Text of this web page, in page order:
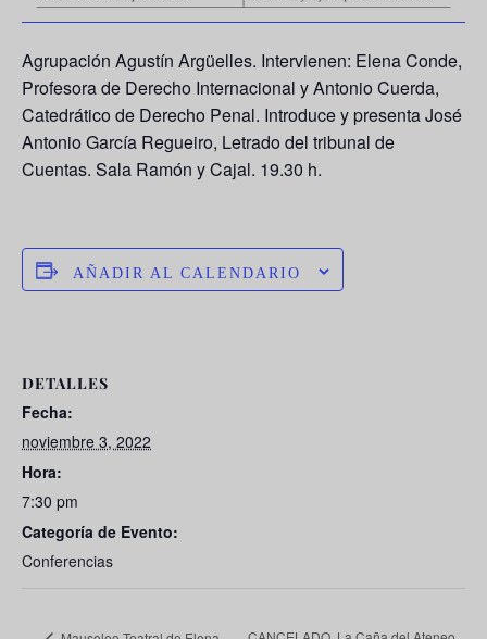
Agrupación Agustín Argüelles. Intervienen: Elena Conde,
Profesora de Derecho Internacional y Antonio Cuerda,
Catedrático de Derecho Penal. Introduce y presenta José
Antonio García Regueiro, Letrado del tribunal de
Cuentas. Sala Ramón y Cajal. 19.30 h.
AÑADIR AL CALENDARIO
DETALLES
Fecha:
noviembre 3, 2022
Hora:
7:30 pm
Categoría de Evento:
Conferencias